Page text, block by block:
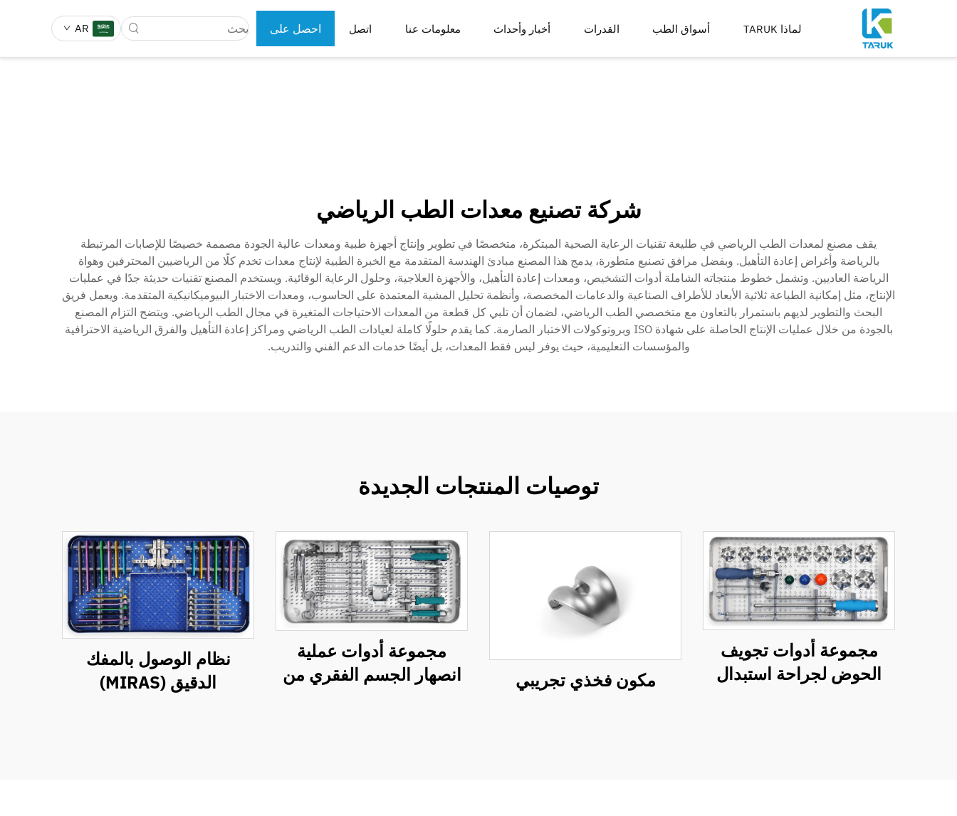
لماذا TARUK أسواق الطب القدرات أخبار وأحداث معلومات عنا اتصل احصل على AR
شركة تصنيع معدات الطب الرياضي
يقف مصنع لمعدات الطب الرياضي في طليعة تقنيات الرعاية الصحية المبتكرة، متخصصًا في تطوير وإنتاج أجهزة طبية ومعدات عالية الجودة مصممة خصيصًا للإصابات المرتبطة
بالرياضة وأغراض إعادة التأهيل. وبفضل مرافق تصنيع متطورة، يدمج هذا المصنع مبادئ الهندسة المتقدمة مع الخبرة الطبية لإنتاج معدات تخدم كلًا من الرياضيين المحترفين وهواة
الرياضة العاديين. وتشمل خطوط منتجاته الشاملة أدوات التشخيص، ومعدات إعادة التأهيل، والأجهزة العلاجية، وحلول الرعاية الوقائية. ويستخدم المصنع تقنيات حديثة جدًا في عمليات
الإنتاج، مثل إمكانية الطباعة ثلاثية الأبعاد للأطراف الصناعية والدعامات المخصصة، وأنظمة تحليل المشية المعتمدة على الحاسوب، ومعدات الاختبار البيوميكانيكية المتقدمة. ويعمل فريق
البحث والتطوير لديهم باستمرار بالتعاون مع متخصصي الطب الرياضي، لضمان أن تلبي كل قطعة من المعدات الاحتياجات المتغيرة في مجال الطب الرياضي. ويتضح التزام المصنع
بالجودة من خلال عمليات الإنتاج الحاصلة على شهادة ISO وبروتوكولات الاختبار الصارمة. كما يقدم حلولًا كاملة لعيادات الطب الرياضي ومراكز إعادة التأهيل والفرق الرياضية الاحترافية
والمؤسسات التعليمية، حيث يوفر ليس فقط المعدات، بل أيضًا خدمات الدعم الفني والتدريب.
توصيات المنتجات الجديدة
مجموعة أدوات تجويف
الحوض لجراحة استبدال
مكون فخذي تجريبي
مجموعة أدوات عملية
انصهار الجسم الفقري من
نظام الوصول بالمفك
الدقيق (MIRAS)